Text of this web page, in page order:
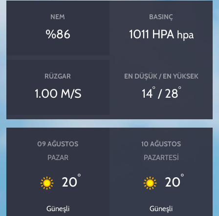
NEM
%86
BASINÇ
1011 HPA hpa
RÜZGAR
1.00 M/S
EN DÜŞÜK / EN YÜKSEK
14°/ 28°
09 AĞUSTOS
PAZAR
20°
Güneşli
10 AĞUSTOS
PAZARTESI
20°
Güneşli